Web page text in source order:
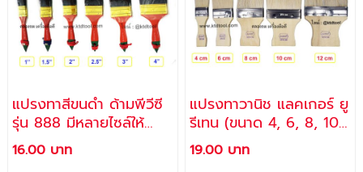
แปรงทาสีขนดำ ด้ามพีวีซี
รุ่น 888 มีหลายไซล์ให้
เลือก - ALLWAYS
16.00 บาท
แปรงทาวานิช แลคเกอร์ ยู
รีเทน (ขนาด 4, 6, 8, 10,
12 ซม.) มีทุกขนาด แปรง
ขนสัตว์แท้ 100% แปรงทา
19.00 บาท